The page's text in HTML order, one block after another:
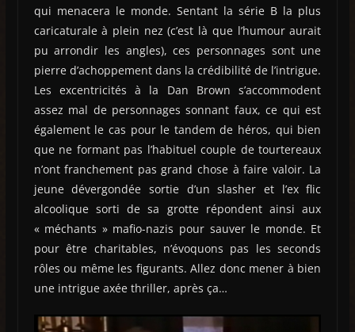
qui menacera le monde. Sentant la série B la plus
caricaturale à plein nez (c’est là que l’humour aurait
pu arrondir les angles), ces personnages sont une
pierre d’achoppement dans la crédibilité de l’intrigue.
Les excentricités à la Dan Brown s’accommodent
assez mal de personnages sonnant faux, ce qui est
également le cas pour le tandem de héros, qui bien
que ne formant pas l’habituel couple de tourtereaux
n’ont franchement pas grand chose à faire valoir. La
jeune dévergondée sortie d’un slasher et l’ex flic
alcoolique sorti de sa grotte répondent ainsi aux
« méchants » mafio-nazis pour sauver le monde. Et
pour être charitables, n’évoquons pas les seconds
rôles ou même les figurants. Allez donc mener à bien
une intrigue axée thriller, après ça…